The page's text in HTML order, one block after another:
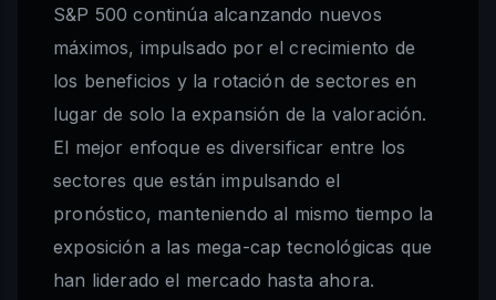
S&P 500 continúa alcanzando nuevos
máximos, impulsado por el crecimiento de
los beneficios y la rotación de sectores en
lugar de solo la expansión de la valoración.
El mejor enfoque es diversificar entre los
sectores que están impulsando el
pronóstico, manteniendo al mismo tiempo la
exposición a las mega-cap tecnológicas que
han liderado el mercado hasta ahora.